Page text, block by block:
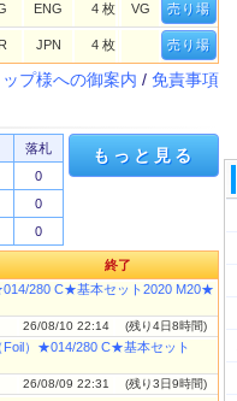
ENG 4 枚 VG 売り場
JPN 4 枚 売り場
プ様への御案内 / 免責事項
落札
0
0
0
もっと見る
終了
280 C★基本セット2020 M20★
26/08/10 22:14 (残り4日8時間)
）★014/280 C★基本セット
26/08/09 22:31 (残り3日9時間)